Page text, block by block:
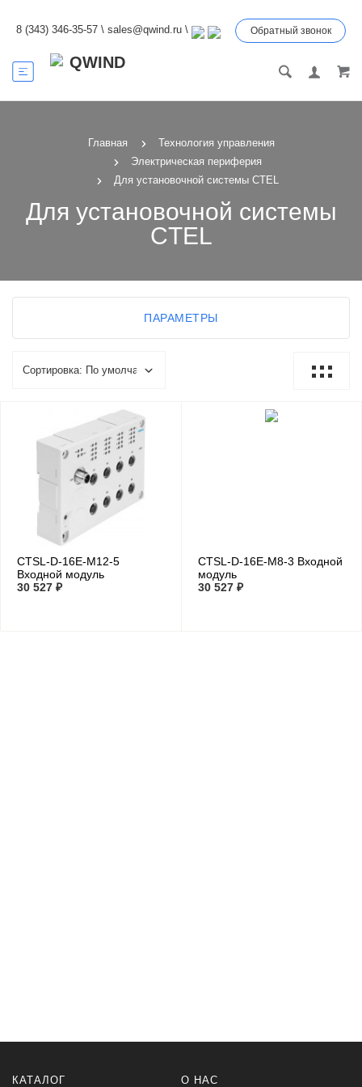
8 (343) 346-35-57 \ sales@qwind.ru \ Обратный звонок
Главная
Технология управления
Электрическая периферия
Для установочной системы CTEL
Для установочной системы
CTEL
ПАРАМЕТРЫ
CTSL-D-16E-M12-5
Входной модуль
30 527 ₽
CTSL-D-16E-M8-3 Входной
модуль
30 527 ₽
КАТАЛОГ О НАС